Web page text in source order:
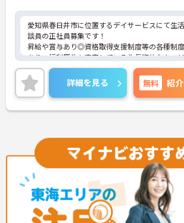
愛知県春日井市に位置するデイサービスにて生
談員の正社員募集です！
昇給や賞与あり◎資格取得支援制度等の各種制
あり、福利厚生も充実している為長期的なキャ
プランを描くことができます。
ご興味ある方は面接ポイントをお伝えしますので
お気軽にお問い合わせください♪
詳細を見る 無料 紹